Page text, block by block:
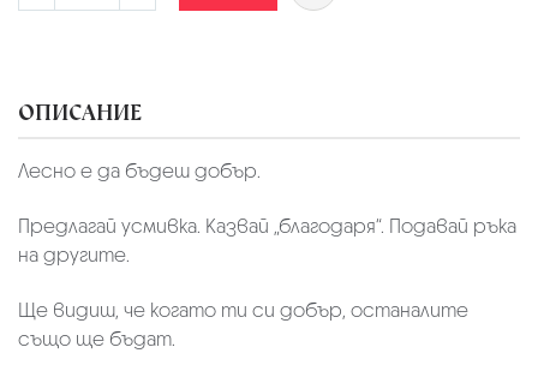
ОПИСАНИЕ
Лесно е да бъдеш добър.
Предлагай усмивка. Казвай „благодаря“. Подавай ръка
на другите.
Ще видиш, че когато ти си добър, останалите
също ще бъдат.